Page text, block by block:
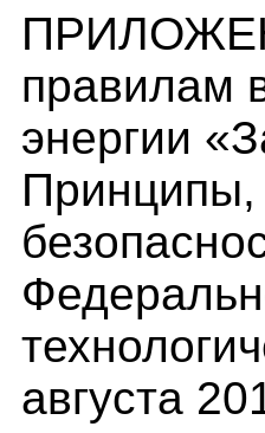
правилам
энергии
Принципы,
августа